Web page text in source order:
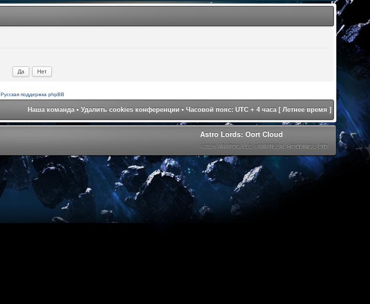
Русская поддержка phpBB
Наша команда• Удалить cookies конференции • Часовой пояс: UTC + 4 часа [ Летнее время ]
Astro Lords: Oort Cloud
©2026 ARATOG LLC ©TARTEZAL HOLDINGS LTD